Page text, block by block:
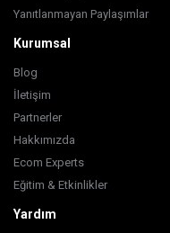
Yanıtlanmayan Paylaşımlar
Kurumsal
Blog
İletişim
Partnerler
Hakkımızda
Ecom Experts
Eğitim & Etkinlikler
Yardım